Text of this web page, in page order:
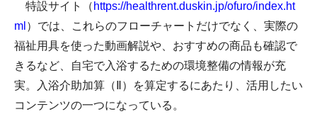
特設サイト（ https://healthrent.duskin.jp/ofuro/index.ht
ml ）では、これらのフローチャートだけでなく、実際の
福祉用具を使った動画解説や、おすすめの商品も確認で
きるなど、自宅で入浴するための環境整備の情報が充
実。入浴介助加算（Ⅱ）を算定するにあたり、活用したい
コンテンツの一つになっている。